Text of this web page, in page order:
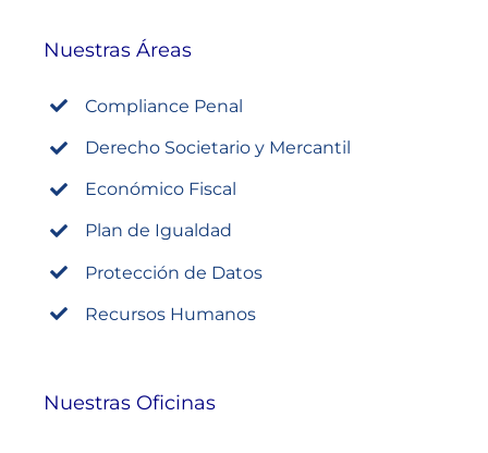
Nuestras Áreas
Compliance Penal
Derecho Societario y Mercantil
Económico Fiscal
Plan de Igualdad
Protección de Datos
Recursos Humanos
Nuestras Oficinas